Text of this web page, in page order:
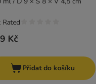
Kč
Rated
Přidat do košíku